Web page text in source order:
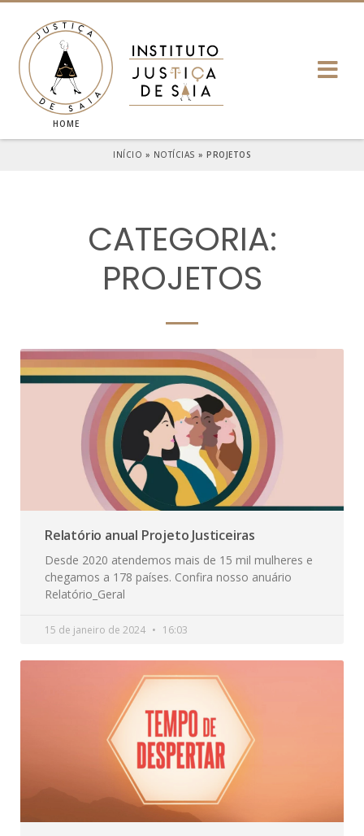
HOME
INÍCIO » NOTÍCIAS » PROJETOS
CATEGORIA:
PROJETOS
Relatório anual Projeto Justiceiras
Desde 2020 atendemos mais de 15 mil mulheres e
chegamos a 178 países. Confira nosso anuário
Relatório_Geral
15 de janeiro de 2024 16:03